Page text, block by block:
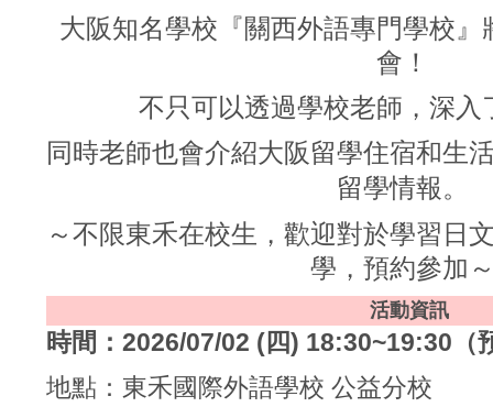
大阪知名學校『關西外語專門學校
會！
不只可以透過學校老師，深入
同時老師也會介紹大阪留學住宿和生
留學情報。
～不限東禾在校生，歡迎對於學習日
學，預約參加
活動資訊
時間：2026/07/02 (四) 18:30~19:30（
地點：東禾國際外語學校 公益分校